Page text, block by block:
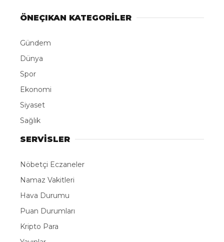
ÖNEÇIKAN KATEGORİLER
Gündem
Dünya
Spor
Ekonomi
Siyaset
Sağlık
SERVİSLER
Nöbetçi Eczaneler
Namaz Vakitleri
Hava Durumu
Puan Durumları
Kripto Para